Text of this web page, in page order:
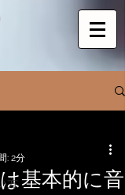
方基本的に音
: 2分